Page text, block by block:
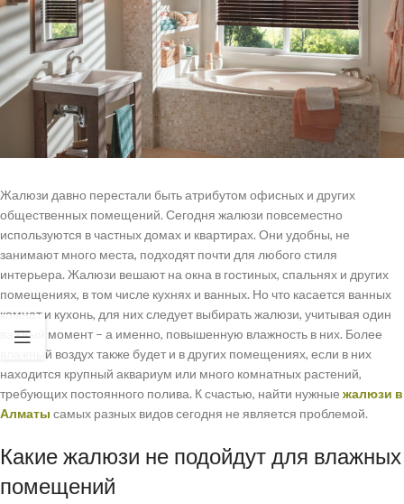
Жалюзи давно перестали быть атрибутом офисных и других
общественных помещений. Сегодня жалюзи повсеместно
используются в частных домах и квартирах. Они удобны, не
занимают много места, подходят почти для любого стиля
интерьера. Жалюзи вешают на окна в гостиных, спальнях и других
помещениях, в том числе кухнях и ванных. Но что касается ванных
комнат и кухонь, для них следует выбирать жалюзи, учитывая один
важный момент – а именно, повышенную влажность в них. Более
влажный воздух также будет и в других помещениях, если в них
находится крупный аквариум или много комнатных растений,
требующих постоянного полива. К счастью, найти нужные жалюзи в
Алматы самых разных видов сегодня не является проблемой.
Какие жалюзи не подойдут для влажных
помещений